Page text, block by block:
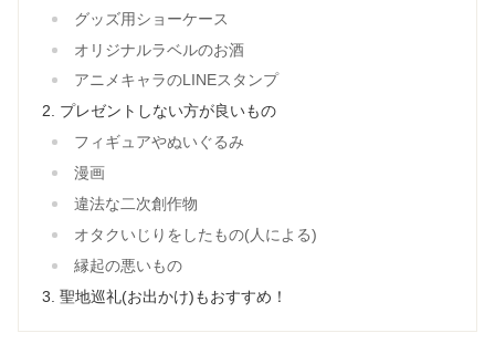
グッズ用ショーケース
オリジナルラベルのお酒
アニメキャラのLINEスタンプ
プレゼントしない方が良いもの
フィギュアやぬいぐるみ
漫画
違法な二次創作物
オタクいじりをしたもの(人による)
縁起の悪いもの
聖地巡礼(お出かけ)もおすすめ！